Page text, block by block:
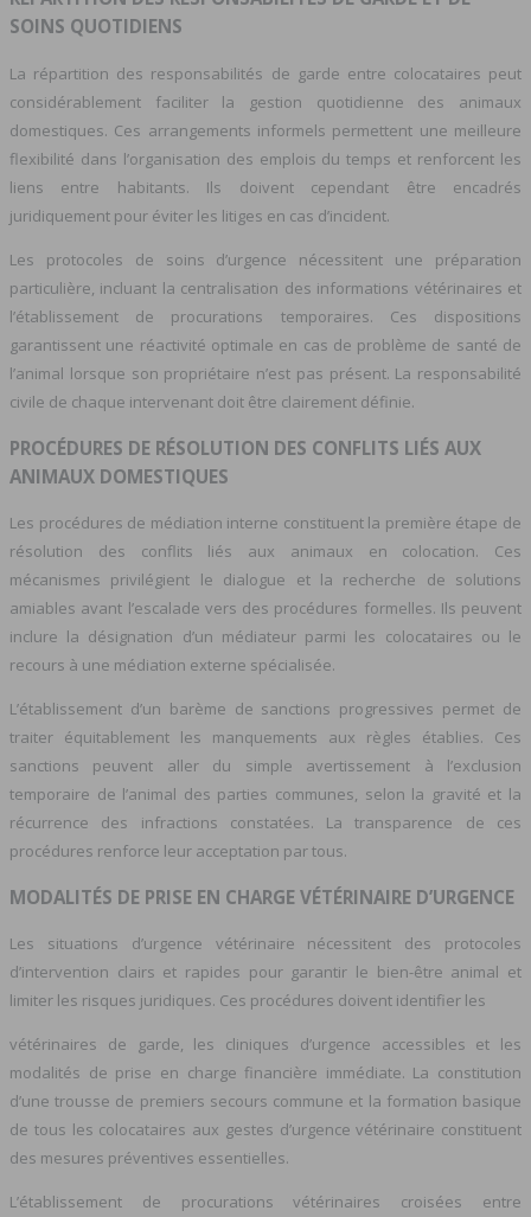
SOINS QUOTIDIENS
La répartition des responsabilités de garde entre colocataires peut
considérablement faciliter la gestion quotidienne des animaux
domestiques. Ces arrangements informels permettent une meilleure
flexibilité dans l’organisation des emplois du temps et renforcent les
liens entre habitants. Ils doivent cependant être encadrés
juridiquement pour éviter les litiges en cas d’incident.
Les protocoles de soins d’urgence nécessitent une préparation
particulière, incluant la centralisation des informations vétérinaires et
l’établissement de procurations temporaires. Ces dispositions
garantissent une réactivité optimale en cas de problème de santé de
l’animal lorsque son propriétaire n’est pas présent. La responsabilité
civile de chaque intervenant doit être clairement définie.
PROCÉDURES DE RÉSOLUTION DES CONFLITS LIÉS AUX
ANIMAUX DOMESTIQUES
Les procédures de médiation interne constituent la première étape de
résolution des conflits liés aux animaux en colocation. Ces
mécanismes privilégient le dialogue et la recherche de solutions
amiables avant l’escalade vers des procédures formelles. Ils peuvent
inclure la désignation d’un médiateur parmi les colocataires ou le
recours à une médiation externe spécialisée.
L’établissement d’un barème de sanctions progressives permet de
traiter équitablement les manquements aux règles établies. Ces
sanctions peuvent aller du simple avertissement à l’exclusion
temporaire de l’animal des parties communes, selon la gravité et la
récurrence des infractions constatées. La transparence de ces
procédures renforce leur acceptation par tous.
MODALITÉS DE PRISE EN CHARGE VÉTÉRINAIRE D’URGENCE
Les situations d’urgence vétérinaire nécessitent des protocoles
d’intervention clairs et rapides pour garantir le bien-être animal et
limiter les risques juridiques. Ces procédures doivent identifier les
vétérinaires de garde, les cliniques d’urgence accessibles et les
modalités de prise en charge financière immédiate. La constitution
d’une trousse de premiers secours commune et la formation basique
de tous les colocataires aux gestes d’urgence vétérinaire constituent
des mesures préventives essentielles.
L’établissement de procurations vétérinaires croisées entre